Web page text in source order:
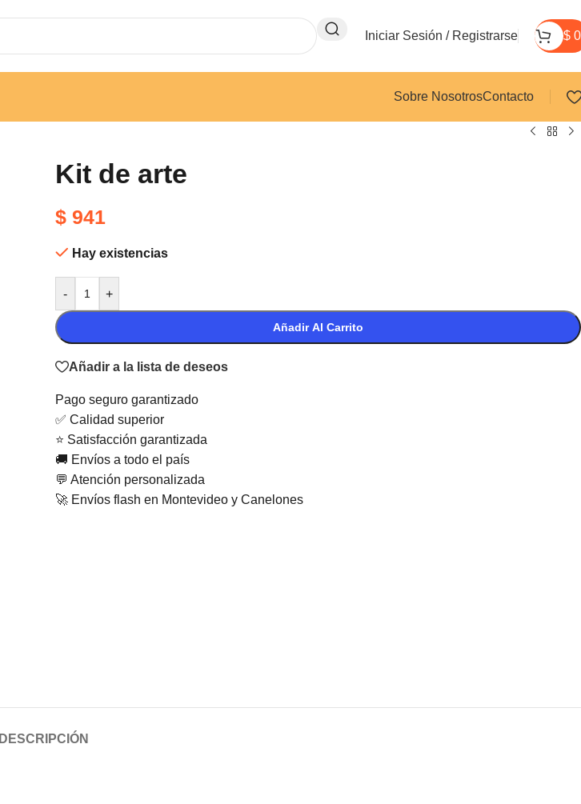
Iniciar Sesión / Registrarse $ 0
Sobre NosotrosContacto
Kit de arte
$ 941
Hay existencias
- +
Añadir Al Carrito
Añadir a la lista de deseos
Pago seguro garantizado
✅ Calidad superior
⭐ Satisfacción garantizada
🚚 Envíos a todo el país
💬 Atención personalizada
🚀 Envíos flash en Montevideo y Canelones
DESCRIPCIÓN